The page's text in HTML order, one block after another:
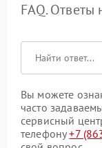
FAQ.
Вы можете
часто
сервисный
телефону+7